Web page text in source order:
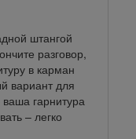
штангой
разговор,
в карман
вариант для
гарнитура
– легко